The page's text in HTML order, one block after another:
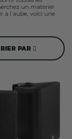
un matériel
à l’aube, voici une
PAR